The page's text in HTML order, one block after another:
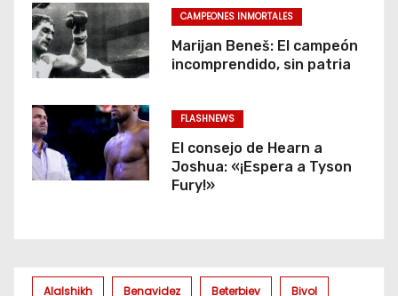
CAMPEONES INMORTALES
Marijan Beneš: El campeón
incomprendido, sin patria
FLASHNEWS
El consejo de Hearn a
Joshua: «¡Espera a Tyson
Fury!»
Alalshikh Benavidez Beterbiev Bivol